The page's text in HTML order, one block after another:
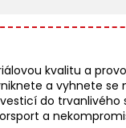
kvalitu a
a vyhnete
do
a